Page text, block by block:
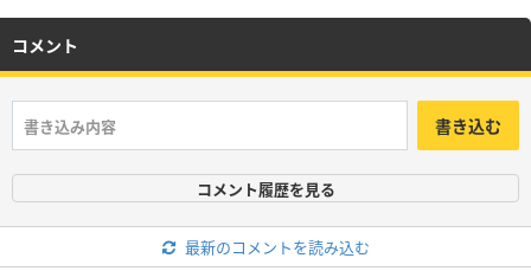
コメント
書き込む
コメント履歴を見る
最新のコメントを読み込む